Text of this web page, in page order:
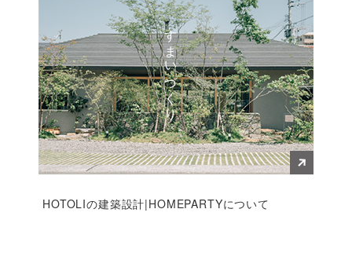
すまいづくり
HOTOLIの建築設計|HOMEPARTYについて